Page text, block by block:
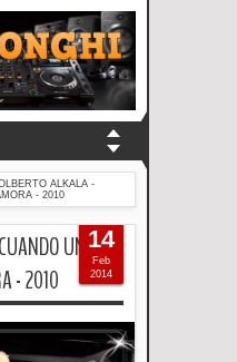
ALKALA -
- 2010
UN
- 2010
14
Feb
2014